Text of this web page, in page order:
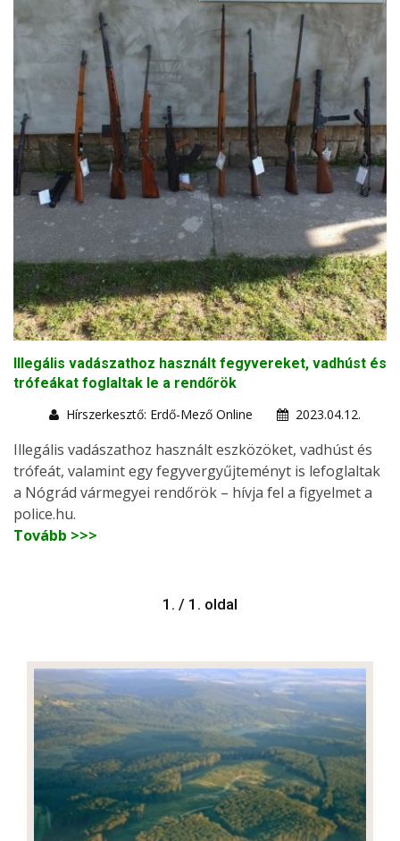
Illegális vadászathoz használt fegyvereket, vadhúst és
trófeákat foglaltak le a rendőrök
Hírszerkesztő: Erdő-Mező Online
2023.04.12.
Illegális vadászathoz használt eszközöket, vadhúst és
trófeát, valamint egy fegyvergyűjteményt is lefoglaltak
a Nógrád vármegyei rendőrök – hívja fel a figyelmet a
police.hu.
Tovább >>>
1. / 1. oldal